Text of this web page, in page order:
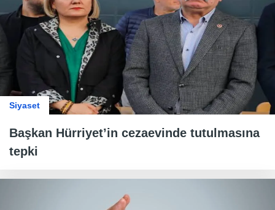
Siyaset
Başkan Hürriyet’in cezaevinde tutulmasına
tepki